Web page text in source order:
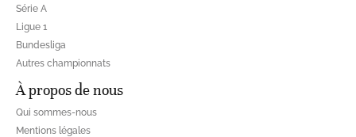
Série A
Ligue 1
Bundesliga
Autres championnats
À propos de nous
Qui sommes-nous
Mentions légales